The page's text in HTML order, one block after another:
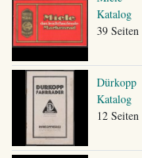
Katalog
39 Seiten
Dürkopp
Katalog
12 Seiten